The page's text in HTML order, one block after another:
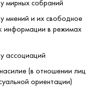
собраний 
мнений и их свободное
информации в режимах

(в отношении лиц
ориентации) 